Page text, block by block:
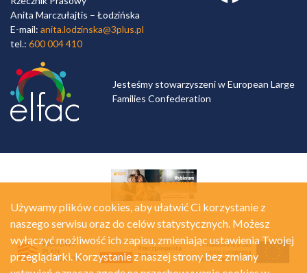
Anita Marczułajtis – Łodzińska
E-mail: anita.lodzinska@3plus.pl
tel.: 600 004 410
Jesteśmy stowarzyszeni w European Large
Families Confederation
Używamy plików cookies, aby ułatwić Ci korzystanie z
naszego serwisu oraz do celów statystycznych. Możesz
wyłączyć możliwość ich zapisu, zmieniając ustawienia Twojej
przeglądarki. Korzystanie z naszej strony bez zmiany